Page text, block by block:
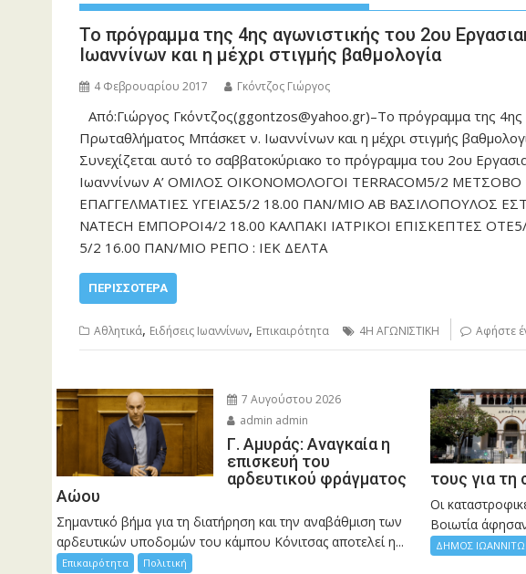
Το πρόγραμμα της 4ης αγωνιστικής του 2ου
Ιωαννίνων και η μέχρι στιγμής βαθμολογία
4 Φεβρουαρίου 2017 Γκόντζος Γιώργος
Από:Γιώργος Γκόντζος(ggontzos@yahoo.gr)–Το πρόγραμμα της 4ης
Πρωταθλήματος Μπάσκετ ν. Ιωαννίνων και η μέχρι στιγμής
Συνεχίζεται αυτό το σαββατοκύριακο το πρόγραμμα του 2ου
Ιωαννίνων Α’ ΟΜΙΛΟΣ ΟΙΚΟΝΟΜΟΛΟΓΟΙ TERRACOM5/2
ΕΠΑΓΓΕΛΜΑΤΙΕΣ ΥΓΕΙΑΣ5/2 18.00 ΠΑΝ/ΜΙΟ ΑΒ ΒΑΣΙΛΟΠΟΥΛΟΣ
NATECH ΕΜΠΟΡΟΙ4/2 18.00 ΚΑΛΠΑΚΙ ΙΑΤΡΙΚΟΙ ΕΠΙΣΚΕΠΤΕΣ
5/2 16.00 ΠΑΝ/ΜΙΟ ΡΕΠΟ : ΙΕΚ ΔΕΛΤΑ
ΠΕΡΙΣΣΌΤΕΡΑ
Αθλητικά, Ειδήσεις Ιωαννίνων, Επικαιρότητα 4Η ΑΓΩΝΙΣΤΙΚΗ Αφήστε
7 Αυγούστου 2026
admin admin
Γ. Αμυράς: Αναγκαία η
επισκευή του
αρδευτικού φράγματος
Αώου
Σημαντικό βήμα για τη διατήρηση και την αναβάθμιση των
αρδευτικών υποδομών του κάμπου Κόνιτσας αποτελεί η...
Επικαιρότητα Πολιτική
τους για
Οι
Bοιωτία
ΔΗΜΟΣ